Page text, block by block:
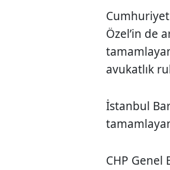
Cumhuriyet
Özel’in de
avukatlık
İstanbul
CHP Genel